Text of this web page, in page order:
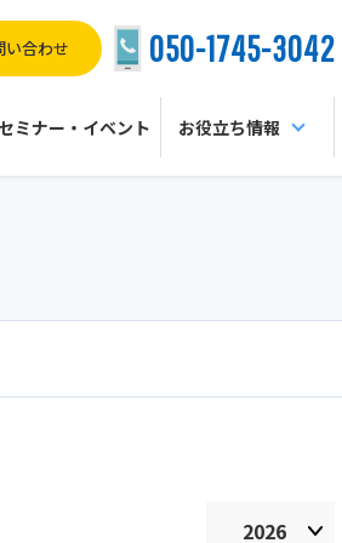
い合わせ 050-1745-3042
ミナー・イベント お役立ち情報